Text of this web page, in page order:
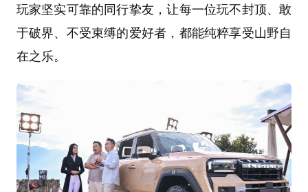
玩家坚实可靠的同行挚友，让每一位玩不封顶、敢
于破界、不受束缚的爱好者，都能纯粹享受山野自
在之乐。